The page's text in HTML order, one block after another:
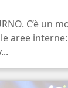
C’è un
aree